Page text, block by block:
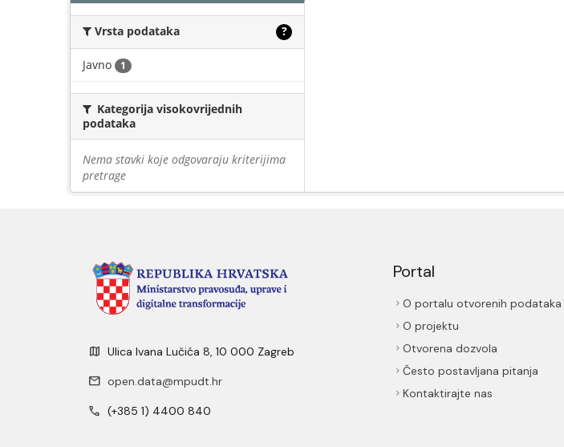
Vrsta podataka ?
Javno 1
Kategorija visokovrijednih
podataka
Nema stavki koje odgovaraju kriterijima
pretrage